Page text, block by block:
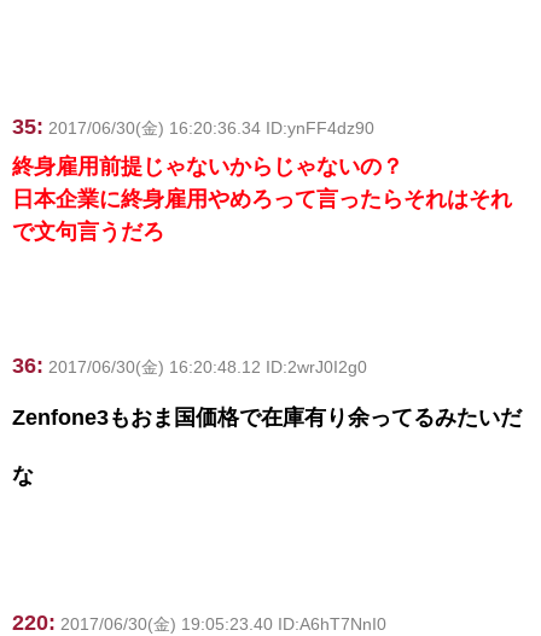
35: 2017/06/30(金) 16:20:36.34 ID:ynFF4dz90
終身雇用前提じゃないからじゃないの？
日本企業に終身雇用やめろって言ったらそれはそれ
で文句言うだろ
36: 2017/06/30(金) 16:20:48.12 ID:2wrJ0I2g0
Zenfone3もおま国価格で在庫有り余ってるみたいだ
な
220: 2017/06/30(金) 19:05:23.40 ID:A6hT7NnI0